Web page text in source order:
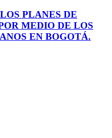
PLANES DE
MEDIO DE LOS
EN BOGOTÁ.